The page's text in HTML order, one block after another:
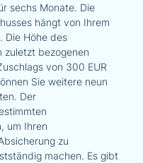
sechs Monate. Die
hängt von Ihrem
Die Höhe des
zuletzt bezogenen
von 300 EUR
Sie weitere neun
Der
um Ihren
zu
machen. Es gibt